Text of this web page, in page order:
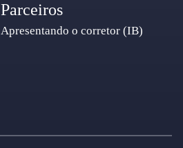
Parceiros
Apresentando o corretor (IB)